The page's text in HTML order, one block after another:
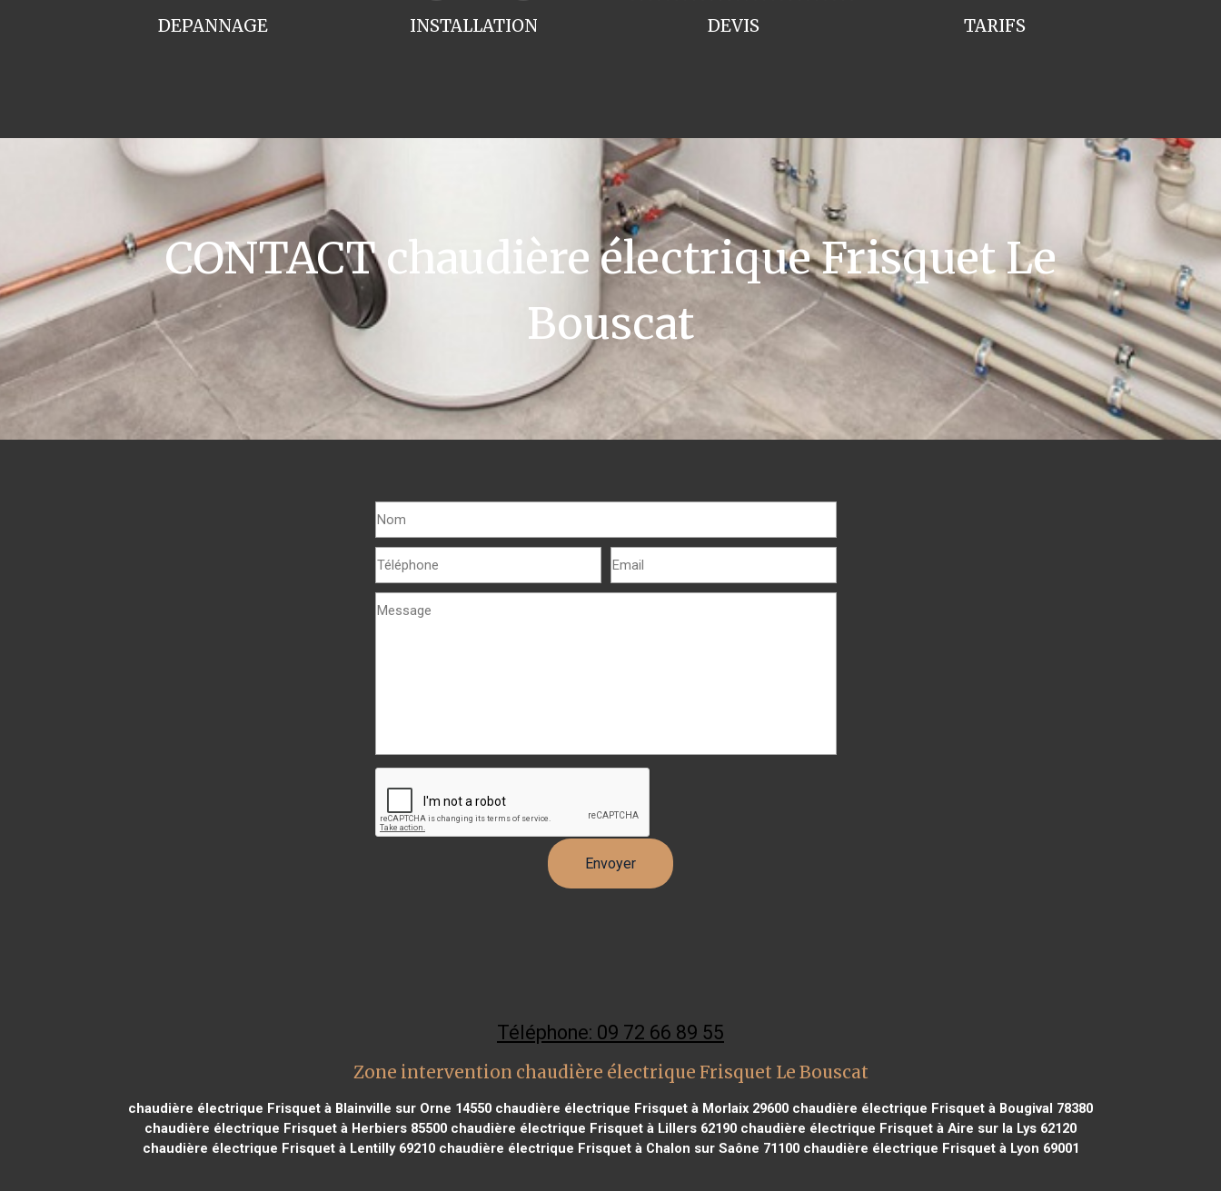
INSTALLATION
DEPANNAGE TARIFS
DEVIS
CONTACT chaudière électrique Frisquet Le
Bouscat
Téléphone: 09 72 66 89 55
Zone intervention chaudière électrique Frisquet Le Bouscat
chaudière électrique Frisquet à Blainville sur Orne 14550 chaudière électrique Frisquet à Morlaix 29600 chaudière électrique Frisquet à Bougival 78380
chaudière électrique Frisquet à Herbiers 85500 chaudière électrique Frisquet à Lillers 62190 chaudière électrique Frisquet à Aire sur la Lys 62120
chaudière électrique Frisquet à Lentilly 69210chaudière électrique Frisquet à Chalon sur Saône 71100chaudière électrique Frisquet à Lyon 69001